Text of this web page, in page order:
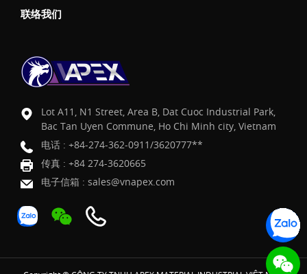
联络我们
Lot A11, N1 Street, Area B, Dat Cuoc Industrial Park,
Bac Tan Uyen Commune, Ho Chi Minh city, Vietnam
电话 : +84-274-362-0911/3620777**
传真 : +84 274-3620665
电子信箱 : sales@vnapex.com